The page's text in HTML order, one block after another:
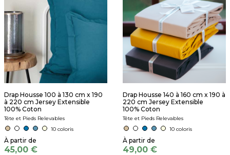
Drap Housse 100 à 130 cm x 190
à 220 cm Jersey Extensible
100% Coton
Tête et Pieds Relevables
10 coloris
45,00 €
Drap Housse 140 à 160 cm x 190 à
220 cm Jersey Extensible
100% Coton
Tête et Pieds Relevables
10 coloris
49,00 €